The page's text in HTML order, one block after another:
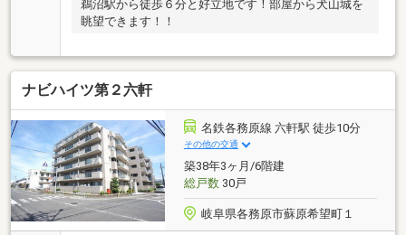
鵜沼駅から徒歩６分と好立地です！部屋から犬山城を
眺望できます！！
ナビハイツ第２六軒
名鉄各務原線 六軒駅 徒歩10分
その他の交通
築38年3ヶ月/6階建
総戸数30戸
岐阜県各務原市蘇原希望町１